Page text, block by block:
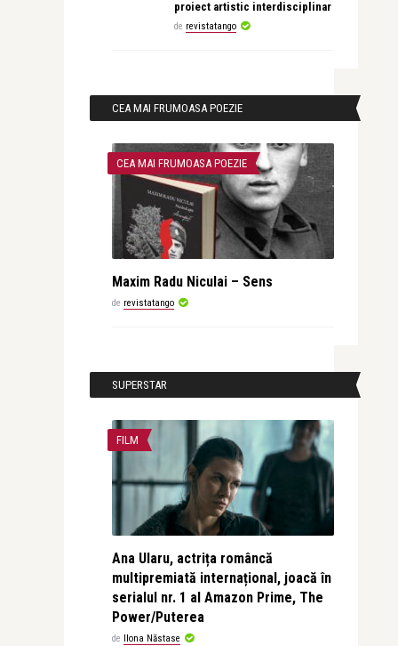
proiect artistic interdisciplinar
de revistatango
CEA MAI FRUMOASA POEZIE
CEA MAI FRUMOASA POEZIE
Maxim Radu Niculai – Sens
de revistatango
SUPERSTAR
FILM
Ana Ularu, actrița româncă
multipremiată internațional, joacă în
serialul nr. 1 al Amazon Prime, The
Power/Puterea
de Ilona Năstase